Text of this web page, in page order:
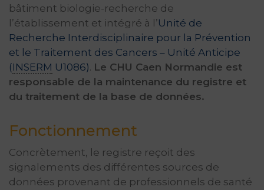
bâtiment biologie-recherche de
l’établissement et intégré à l’Unité de
Recherche Interdisciplinaire pour la Prévention
et le Traitement des Cancers – Unité Anticipe
(INSERM U1086). Le CHU Caen Normandie est
responsable de la maintenance du registre et
du traitement de la base de données.
Fonctionnement
Concrètement, le registre reçoit des
signalements des différentes sources de
données provenant de professionnels de santé